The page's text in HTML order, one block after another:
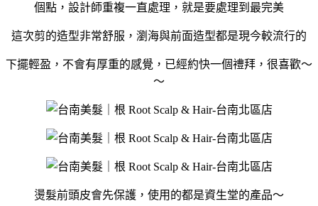
個點，設計師重複一直處理，就是要處理到最完美
這次剪的造型非常舒服，瀏海與前面造型都是現今較流行的
下擺輕盈，不會有厚重的感覺，已經約快一個禮拜，很喜歡～
～
燙髮前頭皮會先保護，使用的都是資生堂的產品～